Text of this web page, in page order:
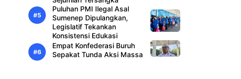
Puluhan PMI Ilegal Asal
Sumenep Dipulangkan,
Legislatif Tekankan
Konsistensi Edukasi
Empat Konfederasi Buruh
Sepakat Tunda Aksi Massa